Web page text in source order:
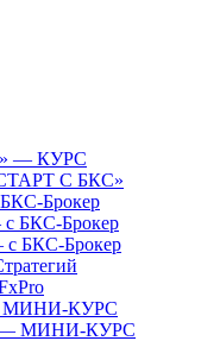
— КУРС
С БКС»
Брокер
с БКС-Брокер
с БКС-Брокер
— МИНИ-КУРС
— МИНИ-КУРС